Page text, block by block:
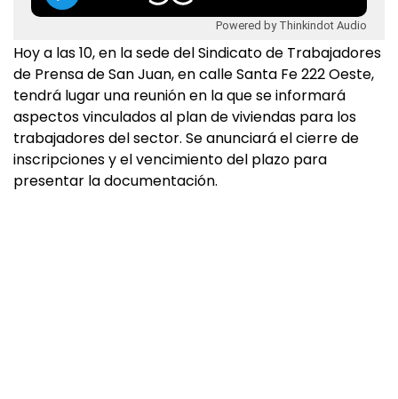
Powered by Thinkindot Audio
Hoy a las 10, en la sede del Sindicato de Trabajadores
de Prensa de San Juan, en calle Santa Fe 222 Oeste,
tendrá lugar una reunión en la que se informará
aspectos vinculados al plan de viviendas para los
trabajadores del sector. Se anunciará el cierre de
inscripciones y el vencimiento del plazo para
presentar la documentación.